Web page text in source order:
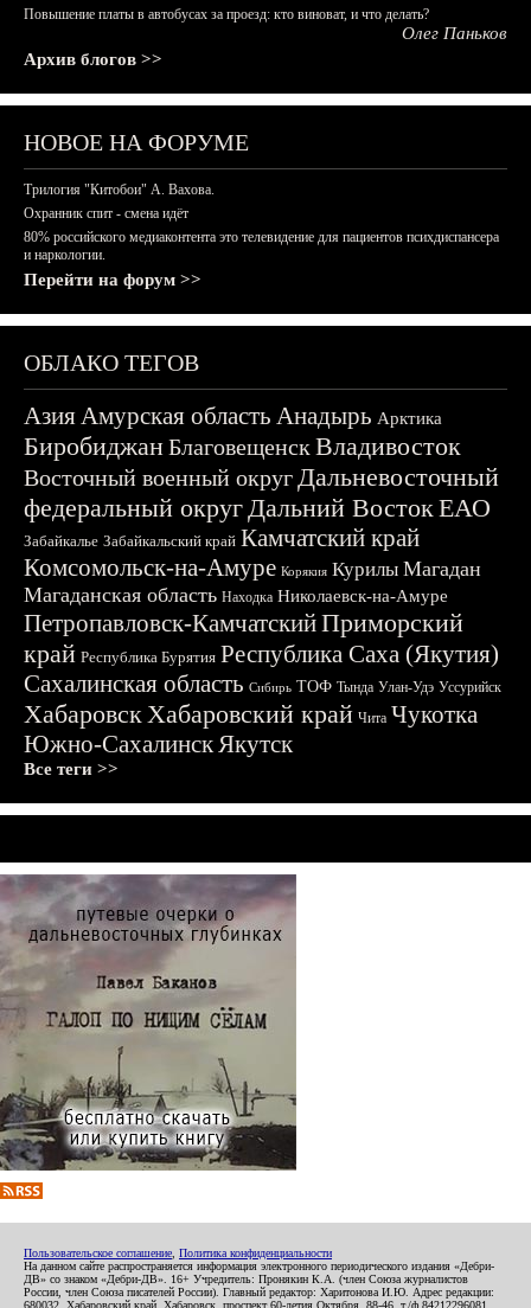
Повышение платы в автобусах за проезд: кто виноват, и что делать?
Олег Паньков
Архив блогов >>
НОВОЕ НА ФОРУМЕ
Трилогия "Китобои" А. Вахова.
Охранник спит - смена идёт
80% российского медиаконтента это телевидение для пациентов психдиспансера
и наркологии.
Перейти на форум >>
ОБЛАКО ТЕГОВ
АзияАмурская область Анадырь Арктика
БиробиджанБлаговещенскВладивосток
Восточный военный округДальневосточный
федеральный округДальний ВостокЕАО
Забайкалье Забайкальский край Камчатский край
Комсомольск-на-Амуре Корякия Курилы Магадан
Магаданская область Находка Николаевск-на-Амуре
Петропавловск-КамчатскийПриморский
край Республика Бурятия Республика Саха (Якутия)
Сахалинская область Сибирь ТОФ Тында Улан-Удэ Уссурийск
ХабаровскХабаровский край Чита Чукотка
Южно-СахалинскЯкутск
Все теги >>
Пользовательское соглашение Политика конфиденциальности
На данном сайте распространяется информация электронного периодического издания «Дебри-
ДВ» со знаком «Дебри-ДВ». 16+ Учредитель: Пронякин К.А. (член Союза журналистов
России, член Союза писателей России). Главный редактор: Харитонова И.Ю. Адрес редакции:
680032, Хабаровский край, Хабаровск, проспект 60-летия Октября, 88-46, т./ф.84212296081.